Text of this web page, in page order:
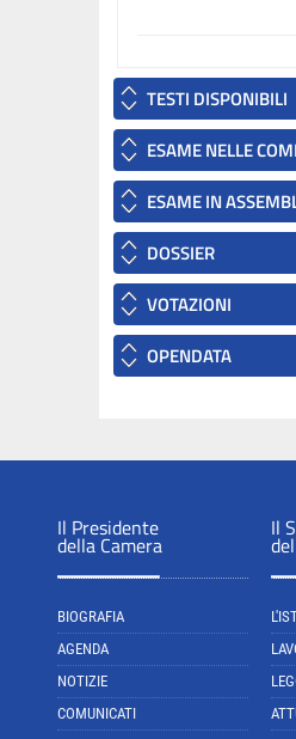
TESTI DISPONIBILI
ESAME NELLE
ESAME IN
DOSSIER
VOTAZIONI
OPENDATA
Il Presidente
della Camera
BIOGRAFIA
AGENDA
NOTIZIE
COMUNICATI
Il